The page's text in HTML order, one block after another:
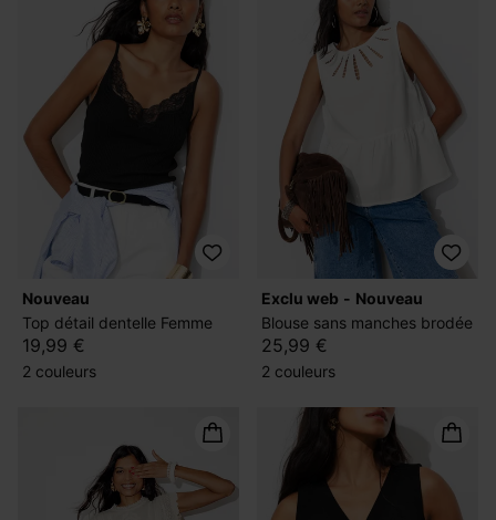
nouveau
Top détail dentelle Femme
19,99 €
2 couleurs
exclu web
nouveau
Blouse sans manches brodée
25,99 €
2 couleurs